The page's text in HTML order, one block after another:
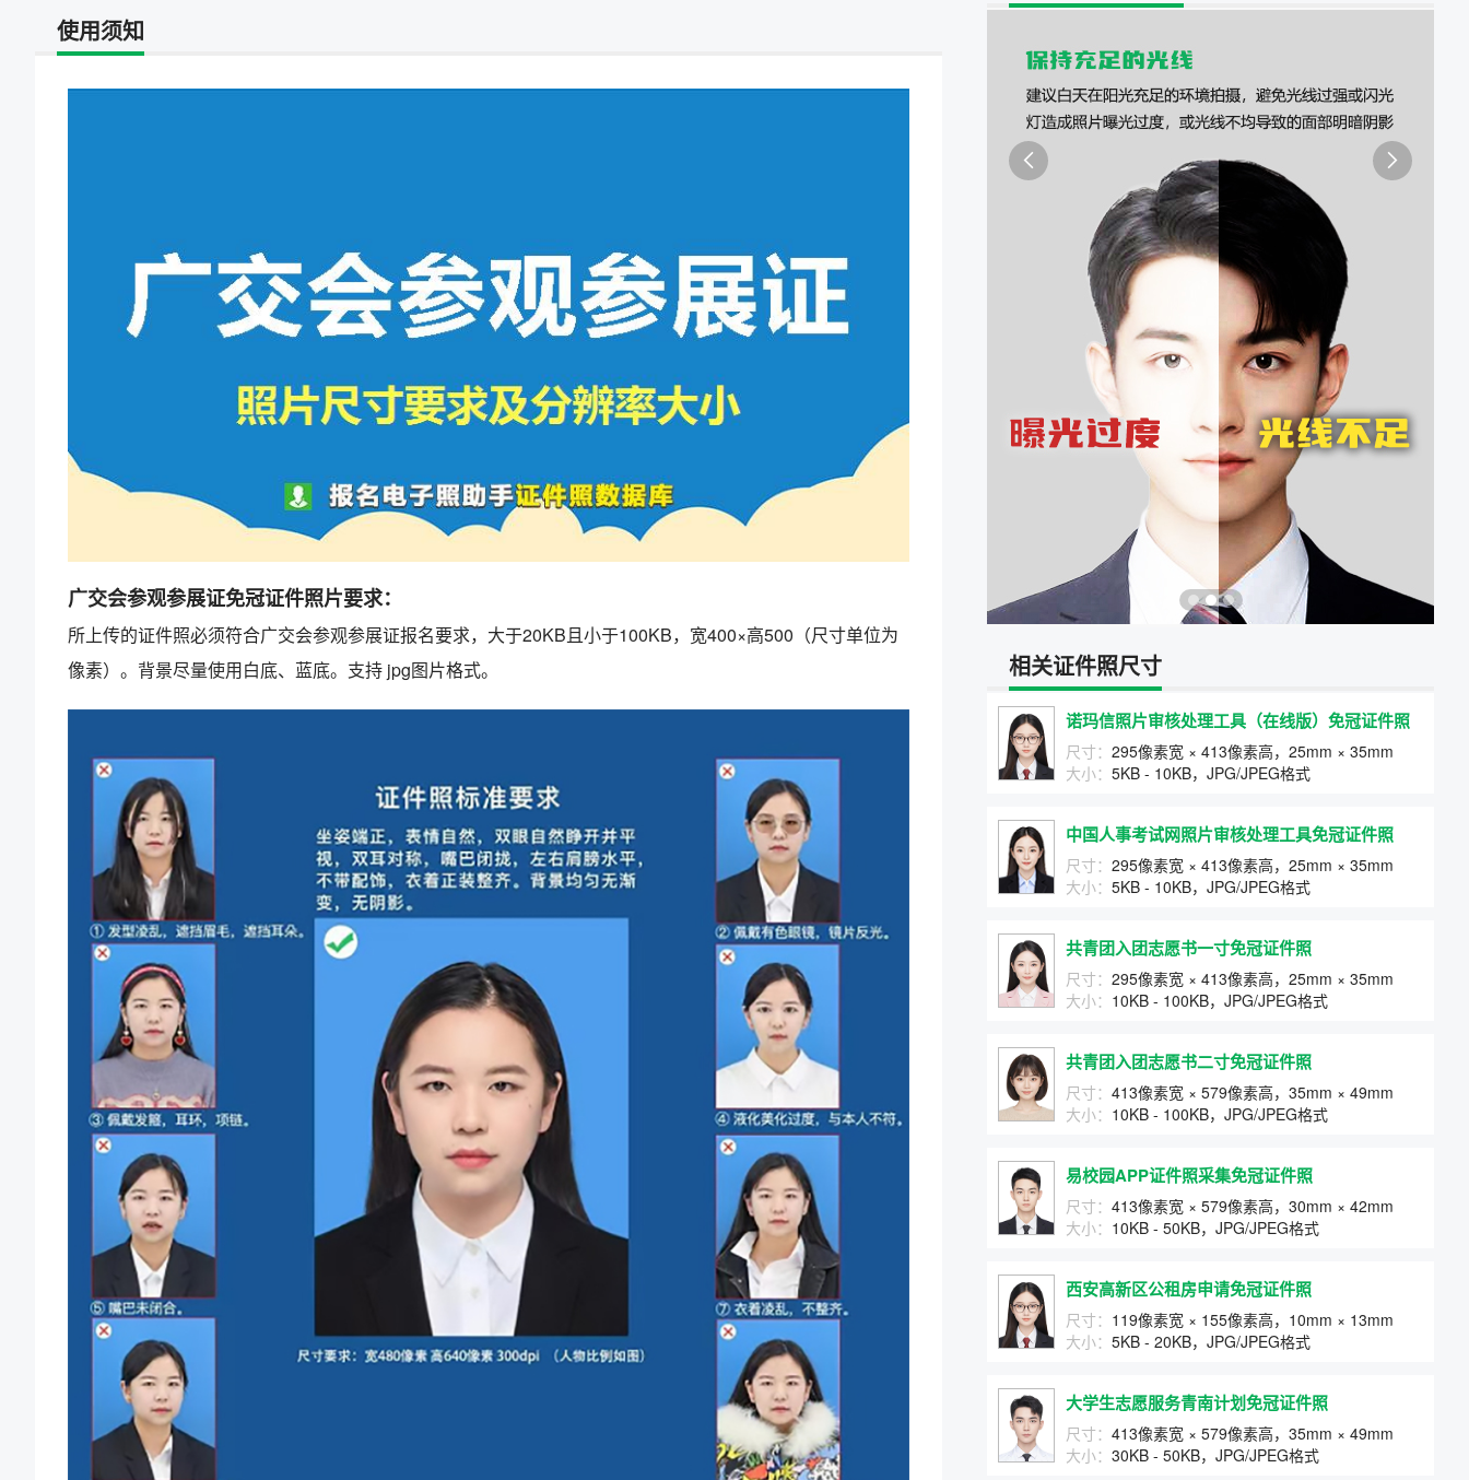
使用须知
广交会参观参展证免冠证件照片要求：
所上传的证件照必须符合广交会参观参展证报名要求，大于20KB且小于100KB，宽400×高500（尺寸单位为
像素）。背景尽量使用白底、蓝底。支持 jpg图片格式。
 
相关证件照尺寸
诺玛信照片审核处理工具（在线版）免冠证件照
尺寸： 295像素宽 × 413像素高，25mm × 35mm
大小： 5KB - 10KB，JPG/JPEG格式
中国人事考试网照片审核处理工具免冠证件照
尺寸： 295像素宽 × 413像素高，25mm × 35mm
大小： 5KB - 10KB，JPG/JPEG格式
共青团入团志愿书一寸免冠证件照
尺寸： 295像素宽 × 413像素高，25mm × 35mm
大小： 10KB - 100KB，JPG/JPEG格式
共青团入团志愿书二寸免冠证件照
尺寸： 413像素宽 × 579像素高，35mm × 49mm
大小： 10KB - 100KB，JPG/JPEG格式
易校园APP证件照采集免冠证件照
尺寸： 413像素宽 × 579像素高，30mm × 42mm
大小： 10KB - 50KB，JPG/JPEG格式
西安高新区公租房申请免冠证件照
尺寸： 119像素宽 × 155像素高，10mm × 13mm
大小： 5KB - 20KB，JPG/JPEG格式
大学生志愿服务青南计划免冠证件照
尺寸： 413像素宽 × 579像素高，35mm × 49mm
大小： 30KB - 50KB，JPG/JPEG格式